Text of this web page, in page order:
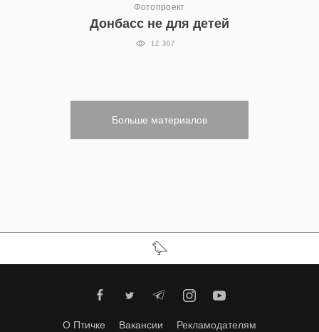
Фотопроект
Донбасс не для детей
12 307
Больше материалов
О Птичке Вакансии Рекламодателям